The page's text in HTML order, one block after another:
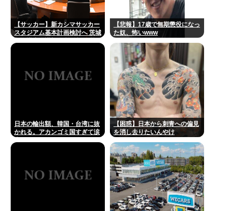
【サッカー】新カシマサッカー
スタジアム基本計画検討へ 茨城
【悲報】17歳で無期懲役になっ
た奴、怖いwww
日本の輸出額、韓国・台湾に抜
かれる。アカンゴミ国すぎて涙
【困惑】日本から刺青への偏見
を消し去りたいんやけ